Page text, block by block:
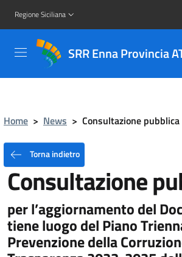
Regione Siciliana
SRR Enna Provincia
Home > News > Consultazione pubblica
Torna indietro
Consultazione
per l’aggiornamento del
tiene luogo del Piano
Prevenzione della